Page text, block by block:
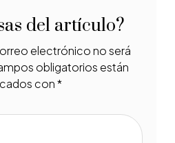
del artículo?
electrónico no será
obligatorios están
con*